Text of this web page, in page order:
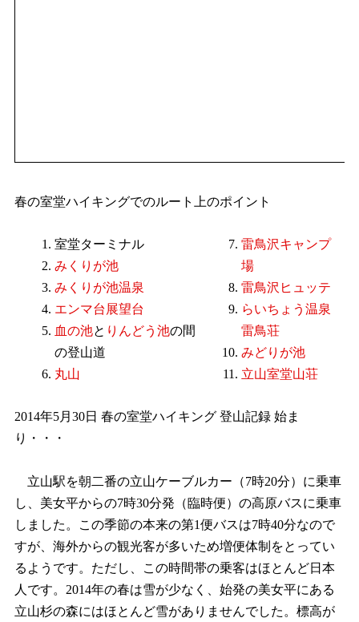
春の室堂ハイキングでのルート上のポイント
室堂ターミナル
みくりが池
みくりが池温泉
エンマ台展望台
血の池と りんどう池の間
の登山道
丸山
雷鳥沢キャンプ
場
雷鳥沢ヒュッテ
らいちょう温泉
雷鳥荘
みどりが池
立山室堂山荘
2014年5月30日 春の室堂ハイキング 登山記録 始ま
り・・・
立山駅を朝二番の立山ケーブルカー（7時20分）に乗車
し、美女平からの7時30分発（臨時便）の高原バスに乗車
しました。この季節の本来の第1便バスは7時40分なので
すが、海外からの観光客が多いため増便体制をとってい
るようです。ただし、この時間帯の乗客はほとんど日本
人です。2014年の春は雪が少なく、始発の美女平にある
立山杉の森にはほとんど雪がありませんでした。標高が